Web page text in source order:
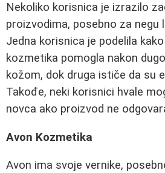
Nekoliko korisnica je izrazilo
proizvodima, posebno za negu
Jedna korisnica je podelila
kozmetika pomogla nakon
kožom, dok druga ističe da su
Takođe, neki korisnici hvale
novca ako proizvod ne
Avon Kozmetika
Avon ima svoje vernike,